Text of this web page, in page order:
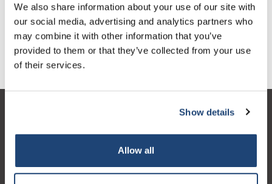
We also share information about your use of our site with
our social media, advertising and analytics partners who
may combine it with other information that you’ve
provided to them or that they’ve collected from your use
of their services.
Show details
Allow all
Toevoegen aan winkelwagen
Informatie
Contactgegevens